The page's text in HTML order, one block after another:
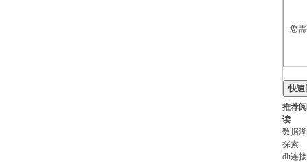
您
快速
推荐阅
读
数据湖
探索
dli连接